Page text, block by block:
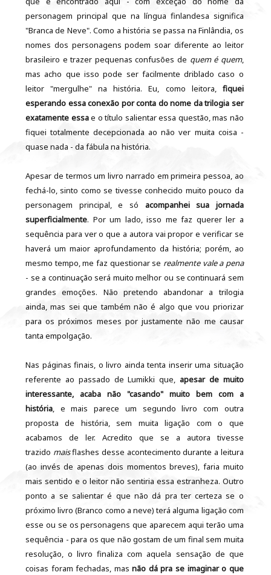
personagem principal que na língua finlandesa significa
"Branca de Neve". Como a história se passa na Finlândia, os
nomes dos personagens podem soar diferente ao leitor
brasileiro e trazer pequenas confusões de quem é quem,
mas acho que isso pode ser facilmente driblado caso o
leitor "mergulhe" na história. Eu, como leitora, fiquei
esperando essa conexão por conta do nome da trilogia ser
exatamente essae o título salientar essa questão, mas não
fiquei totalmente decepcionada ao não ver muita coisa -
quase nada - da fábula na história.
Apesar de termos um livro narrado em primeira pessoa, ao
fechá-lo, sinto como se tivesse conhecido muito pouco da
personagem principal, e só acompanhei sua jornada
superficialmente. Por um lado, isso me faz querer ler a
sequência para ver o que a autora vai propor e verificar se
haverá um maior aprofundamento da história; porém, ao
mesmo tempo, me faz questionar se realmente vale a pena
- se a continuação será muito melhor ou se continuará sem
grandes emoções. Não pretendo abandonar a trilogia
ainda, mas sei que também não é algo que vou priorizar
para os próximos meses por justamente não me causar
tanta empolgação.
Nas páginas finais, o livro ainda tenta inserir uma situação
referente ao passado de Lumikki que,apesar de muito
interessante, acaba não "casando" muito bem com a
história, e mais parece um segundo livro com outra
proposta de história, sem muita ligação com o que
acabamos de ler. Acredito que se a autora tivesse
trazido maisflashes desse acontecimento durante a leitura
(ao invés de apenas dois momentos breves), faria muito
mais sentido e o leitor não sentiria essa estranheza. Outro
ponto a se salientar é que não dá pra ter certeza se o
próximo livro (Branco como a neve) terá alguma ligação com
esse ou se os personagens que aparecem aqui terão uma
sequência - para os que não gostam de um final sem muita
resolução, o livro finaliza com aquela sensação de que
coisas foram fechadas, masnão dá pra se imaginar o que